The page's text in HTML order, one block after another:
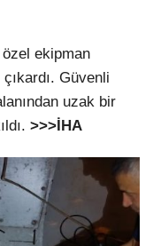
ekipman
Güvenli
uzak bir
>>>İHA